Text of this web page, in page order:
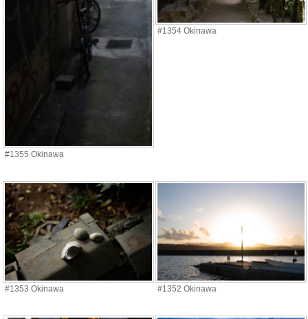
#1355 Okinawa
#1354 Okinawa
#1353 Okinawa #1352 Okinawa